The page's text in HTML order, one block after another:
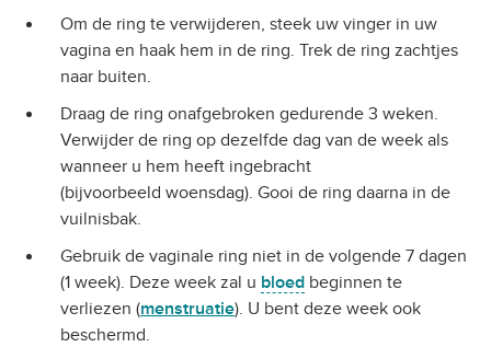
Om de ring te verwijderen, steek uw vinger in uw
vagina en haak hem in de ring. Trek de ring zachtjes
naar buiten.
Draag de ring onafgebroken gedurende 3 weken.
Verwijder de ring op dezelfde dag van de week als
wanneer u hem heeft ingebracht
(bijvoorbeeld woensdag). Gooi de ring daarna in de
vuilnisbak.
Gebruik de vaginale ring niet in de volgende 7 dagen
(1 week). Deze week zal u bloed beginnen te
verliezen (menstruatie). U bent deze week ook
beschermd.